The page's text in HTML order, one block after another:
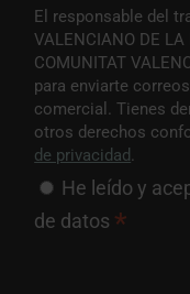
El responsable del
VALENCIANO DE LA
COMUNITAT
para enviarte
comercial. Tienes
otros derechos
de privacidad
He leído y
de datos *